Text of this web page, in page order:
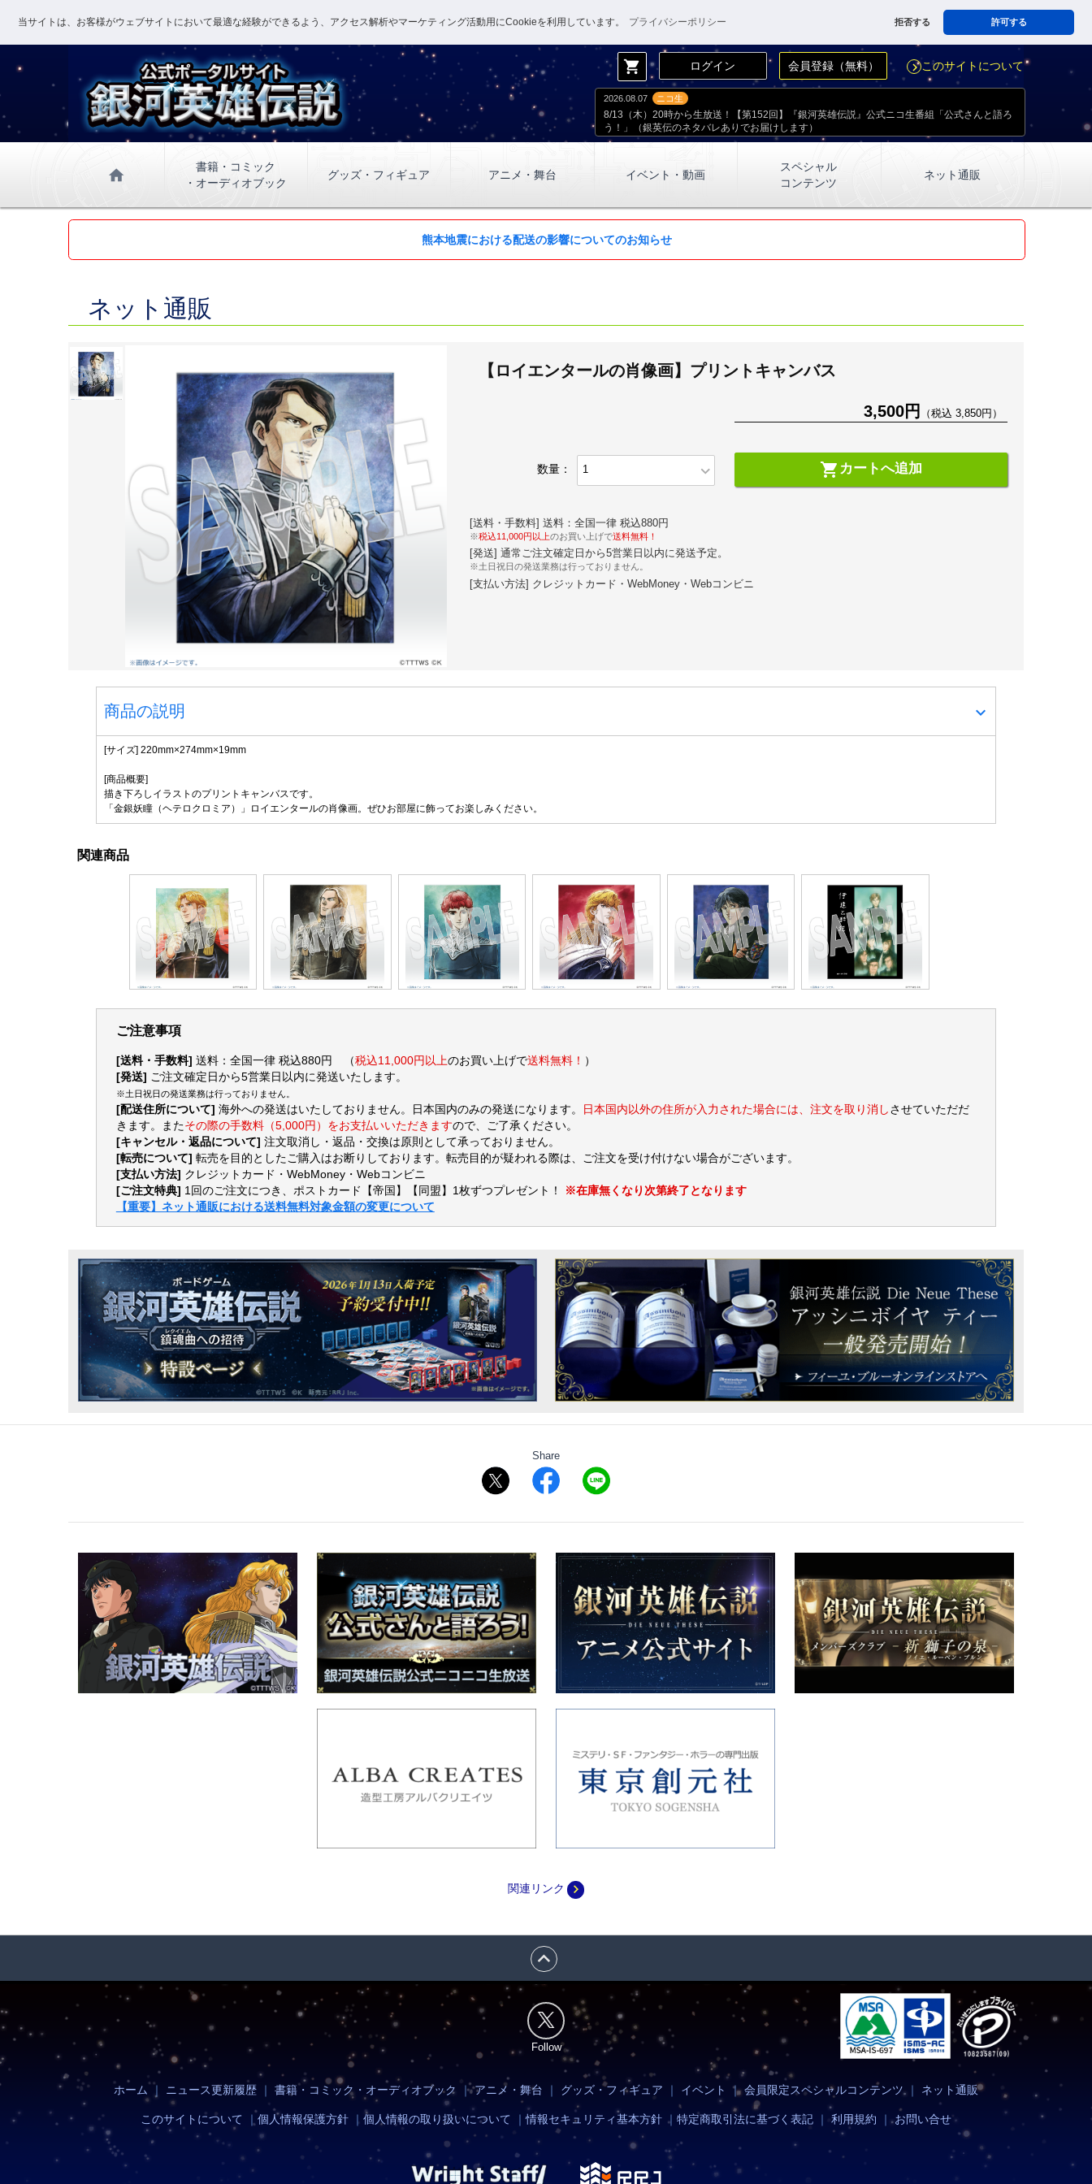
当サイトは、お客様がウェブサイトにおいて最適な経験ができるよう、アクセス解析やマーケティング活動用にCookieを利用しています。 プライバシーポリシー 拒否する 許可する
shopping_cart ログイン 会員登録（無料） navigate_nextこのサイトについて
2026.08.07 ニコ生
8/13（木）20時から生放送！【第152回】『銀河英雄伝説』公式ニコ生番組「公式さんと語ろ
う！」（銀英伝のネタバレありでお届けします）
home
書籍・コミック
・オーディオブック
グッズ・フィギュア アニメ・舞台 イベント・動画
スペシャル
コンテンツ
ネット通販
熊本地震における配送の影響についてのお知らせ
ネット通販
【ロイエンタールの肖像画】プリントキャンバス
3,500円 （税込 3,850円）
数量： expand_more shopping_cart カートへ追加
[送料・手数料] 送料：全国一律 税込880円
※税込11,000円以上のお買い上げで送料無料！
[発送] 通常ご注文確定日から5営業日以内に発送予定。
※土日祝日の発送業務は行っておりません。
[支払い方法] クレジットカード・WebMoney・Webコンビニ
商品の説明 expand_more
[サイズ] 220mm×274mm×19mm
[商品概要]
描き下ろしイラストのプリントキャンバスです。
「金銀妖瞳（ヘテロクロミア）」ロイエンタールの肖像画。ぜひお部屋に飾ってお楽しみください。
関連商品
ご注意事項
[送料・手数料] 送料：全国一律 税込880円 （税込11,000円以上のお買い上げで送料無料！ ）
[発送] ご注文確定日から5営業日以内に発送いたします。
※土日祝日の発送業務は行っておりません。
[配送住所について] 海外への発送はいたしておりません。日本国内のみの発送になります。 日本国内以外の住所が入力された場合には、注文を取り消しさせていただだ
きます。またその際の手数料（5,000円）をお支払いいただきますので、ご了承ください。
[キャンセル・返品について] 注文取消し・返品・交換は原則として承っておりません。
[転売について] 転売を目的としたご購入はお断りしております。転売目的が疑われる際は、ご注文を受け付けない場合がございます。
[支払い方法] クレジットカード・WebMoney・Webコンビニ
[ご注文特典] 1回のご注文につき、ポストカード【帝国】【同盟】1枚ずつプレゼント！
※在庫無くなり次第終了となります
【重要】ネット通販における送料無料対象金額の変更について
Share
関連リンク navigate_next
expand_less
Follow
ホーム ｜ ニュース更新履歴 ｜ 書籍・コミック・オーディオブック ｜アニメ・舞台 ｜ グッズ・フィギュア ｜ イベント ｜ 会員限定スペシャルコンテンツ｜ ネット通販
このサイトについて ｜ 個人情報保護方針 ｜ 個人情報の取り扱いについて ｜情報セキュリティ基本方針 ｜ 特定商取引法に基づく表記 ｜ 利用規約 ｜お問い合せ